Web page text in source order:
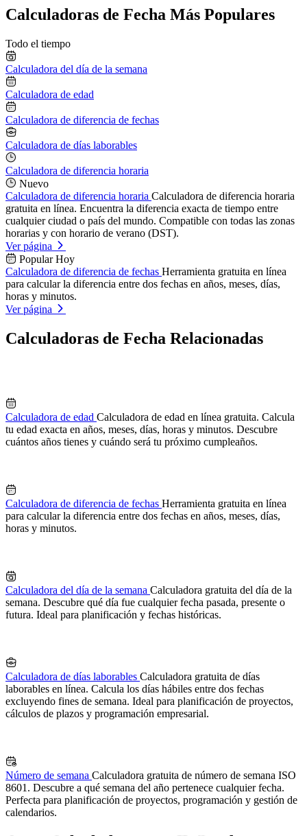
Calculadoras de Fecha Más Populares
Todo el tiempo
Calculadora del día de la semana
Calculadora de edad
Calculadora de diferencia de fechas
Calculadora de días laborables
Calculadora de diferencia horaria
Nuevo
Calculadora de diferencia horaria Calculadora de diferencia horaria
gratuita en línea. Encuentra la diferencia exacta de tiempo entre
cualquier ciudad o país del mundo. Compatible con todas las zonas
horarias y con horario de verano (DST).
Ver página
Popular Hoy
Calculadora de diferencia de fechas Herramienta gratuita en línea
para calcular la diferencia entre dos fechas en años, meses, días,
horas y minutos.
Ver página
Calculadoras de Fecha Relacionadas
Calculadora de edad Calculadora de edad en línea gratuita. Calcula
tu edad exacta en años, meses, días, horas y minutos. Descubre
cuántos años tienes y cuándo será tu próximo cumpleaños.
Calculadora de diferencia de fechas Herramienta gratuita en línea
para calcular la diferencia entre dos fechas en años, meses, días,
horas y minutos.
Calculadora del día de la semana Calculadora gratuita del día de la
semana. Descubre qué día fue cualquier fecha pasada, presente o
futura. Ideal para planificación y fechas históricas.
Calculadora de días laborables Calculadora gratuita de días
laborables en línea. Calcula los días hábiles entre dos fechas
excluyendo fines de semana. Ideal para planificación de proyectos,
cálculos de plazos y programación empresarial.
Número de semana Calculadora gratuita de número de semana ISO
8601. Descubre a qué semana del año pertenece cualquier fecha.
Perfecta para planificación de proyectos, programación y gestión de
calendarios.